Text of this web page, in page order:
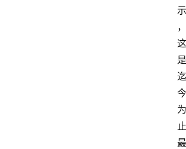
示
，
这
是
迄
今
为
止
最